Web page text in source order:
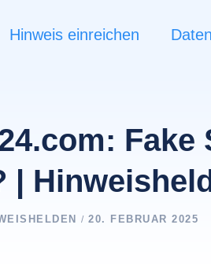
Hinweis einreichen
Fake
|
/ 20. FEBRUAR 2025